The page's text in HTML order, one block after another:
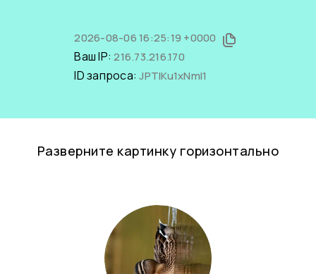
2026-08-06 16:25:19 +0000
Ваш IP:216.73.216.170
ID запроса:JPTIKu1xNmI1
Разверните картинку горизонтально